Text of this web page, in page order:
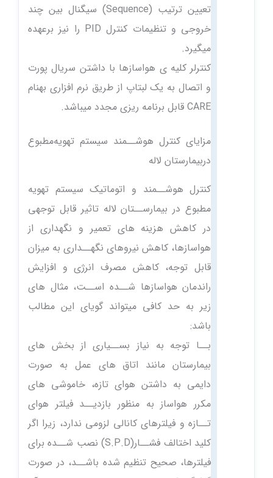
تعیین ترتیب (Sequence) سیگنال بین چند
خروجی و تنظیمات کنترل PID را نیز برعهده
میگیرد.
کنترلر کلیه ی هواسازها با داشتن سریال پورت
و اتصال به یک لبتاپ از طریق نرم افزاری بهنام
CARE قابل برنامه ریزی مجدد میباشد.
مزایای کنترل هوشــمند‌ سیستم تهویه‌مطبوع
د‌ربیمارستان لاله
کنترل هوشــمند و اتوماتیک سیستم تهویه
مطبوع در بیمارســتان لاله تاثیر قابل توجهی
در کاهش هزینه های تعمیر و نگهداری از
هواسازها، کاهش نیروهای نگهــداری به میزان
قابل توجه، کاهش مصرف انرژی و افزایش
راندمان هواسازها شــده اســت، مثال های
زیر به حد کافی میتواند گویای این مطالب
باشد:
بــا توجه به نیاز بســیاری از بخش های
بیمارستان مانند اتاق های عمل به صورت
دایمی به داشتن هوای تازه، خاموشی های
مکرر هواساز به منظور بازدیــد فیلتر هوای
تــازه و فیلترهای کانالی لزومی ندارد، زیرا اگر
کلید اختالف فشــار(S.P.D) نصب شــده برای
فیلترها، صحیح تنظیم شده باشــد، در صورت